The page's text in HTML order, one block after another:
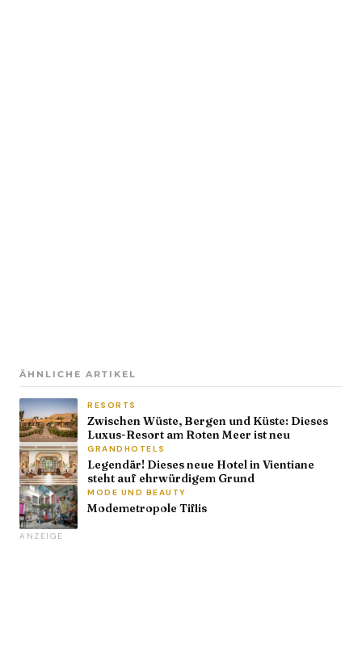
ÄHNLICHE ARTIKEL
RESORTS
Zwischen Wüste, Bergen und Küste: Dieses
Luxus-Resort am Roten Meer ist neu
GRANDHOTELS
Legendär! Dieses neue Hotel in Vientiane
steht auf ehrwürdigem Grund
MODE UND BEAUTY
Modemetropole Tiflis
ANZEIGE